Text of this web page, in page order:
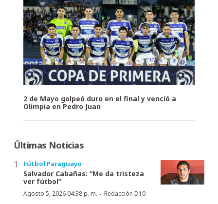
2 de Mayo golpeó duro en el final y venció a
Olimpia en Pedro Juan
Últimas Noticias
Fútbol Paraguayo
Salvador Cabañas: “Me da tristeza
ver fútbol”
Agosto 5, 2026 04:38 p. m. · Redacción D10